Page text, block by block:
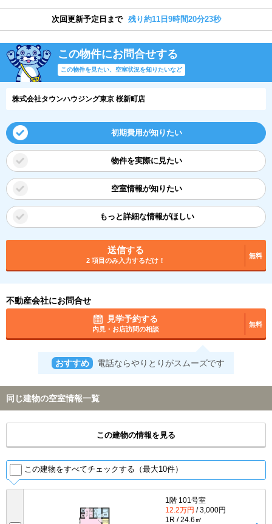
次回更新予定日まで 残り約11日9時間20分22秒
この物件にお問合せする
この物件を見たい、空室状況を知りたいなど
株式会社タウンハウジング東京 桜新町店
初期費用が知りたい
物件を実際に見たい
空室情報が知りたい
もっと詳細な情報がほしい
送信する
2 項目のみ入力するだけ！
無料
不動産会社にお問合せ
見学予約する
内見・お店訪問の相談
無料
おすすめ 電話ならやりとりがスムーズです
同じ建物の空室情報一覧
この建物の情報を見る
この建物をすべてチェックする（最大10件）
1階 101号室
12.2万円 / 3,000円
1R / 24.6㎡